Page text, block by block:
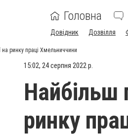
Головна
Довідник Дозвілля
на ринку праці Хмельниччини
15:02, 24 серпня 2022 р.
Найбільш
ринку